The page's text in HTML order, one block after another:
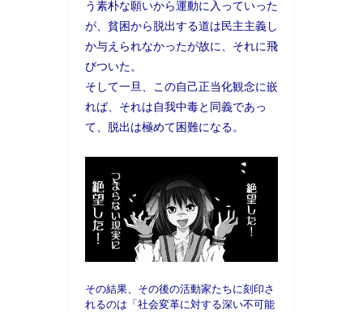
う素朴な願いから運動に入っていった
が、貧困から脱出する道は民主主義し
か与えられなかったが故に、それに飛
びついた。
そして一旦、この自己正当化観念に嵌
れば、それは自我中毒と同義であっ
て、脱出は極めて困難になる。
その結果、その後の活動家たちに刻印さ
れるのは「社会変革に対する深い不可能